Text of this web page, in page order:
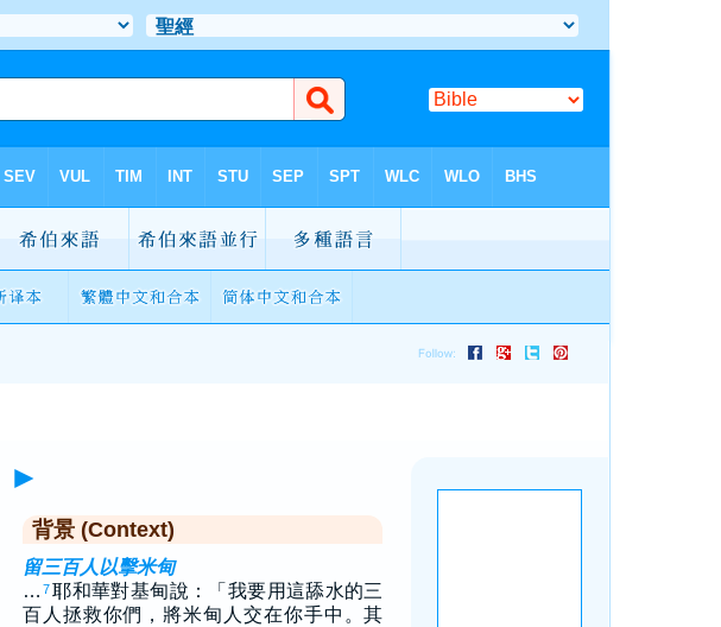
►
背景 (Context)
留三百人以擊米甸
… 7耶和華對基甸說：「我要用這舔水的三
百人拯救你們，將米甸人交在你手中。其